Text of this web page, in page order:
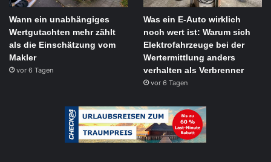
Wann ein unabhängiges
Wertgutachten mehr zählt
als die Einschätzung vom
Makler
vor 6 Tagen
Was ein E-Auto wirklich
noch wert ist: Warum sich
Elektrofahrzeuge bei der
Wertermittlung anders
verhalten als Verbrenner
vor 6 Tagen